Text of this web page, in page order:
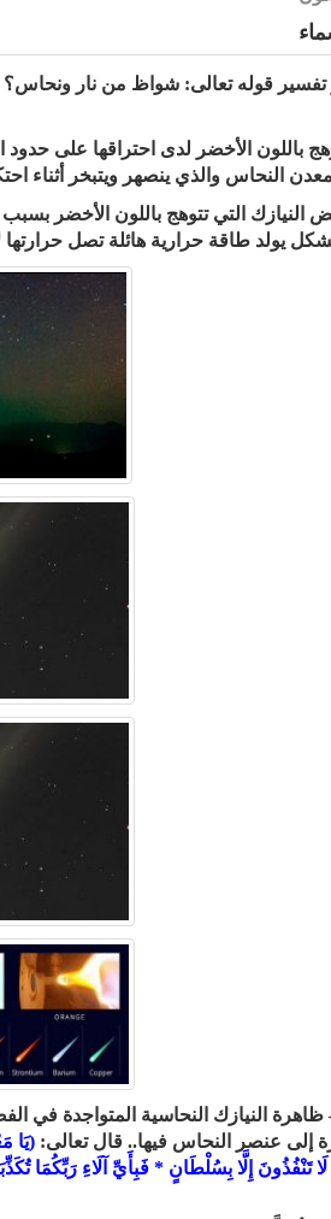
تفسير قوله تعالى: شواظ من نار
باللون الأخضر لدى احتراقها على
النحاس والذي ينصهر ويتبخر أثناء
النيازك التي تتوهج باللون الأخضر
يولد طاقة حرارية هائلة تصل
النيازك النحاسية المتواجدة في
إلى عنصر النحاس فيها.. قال تعالى:(يَا
لَا تَنْفُذُونَ إِلَّا بِسُلْطَانٍ * فَبِأَيِّ آلَاءِ